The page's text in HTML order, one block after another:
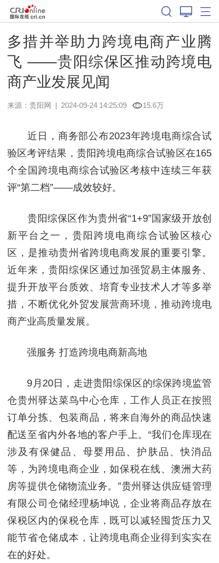
多措并举助力跨境电商产业腾
飞 ——贵阳综保区推动跨境电
商产业发展见闻
来源： 贵阳网 | 2024-09-24 14:25:09 15.6万
近日，商务部公布2023年跨境电商综合试
验区考评结果，贵阳跨境电商综合试验区在165
个全国跨境电商综合试验区考核中连续三年获
评“第二档”——成效较好。
贵阳综保区作为贵州省“1+9”国家级开放创
新平台之一，贵阳跨境电商综合试验区核心
区，是推动贵州省跨境电商发展的重要引擎。
近年来，贵阳综保区通过加强贸易主体服务、
提升开放平台质效、培育专业技术人才等多举
措，不断优化外贸发展营商环境，推动跨境电
商产业高质量发展。
强服务 打造跨境电商新高地
9月20日，走进贵阳综保区的综保跨境监管
仓贵州驿达菜鸟中心仓库，工作人员正在按照
订单分拣、包装商品，将来自海外的商品快速
配送至省内外各地的客户手上。“我们仓库现在
涉及有保健品、母婴用品、护肤品、快消品
等，为跨境电商企业，如保税在线、澳洲大药
房等提供仓储物流业务。”贵州驿达供应链管理
有限公司仓储经理杨坤说，企业将商品存放在
保税区内的保税仓库，既可以减轻囤货压力又
能节省仓储成本，让跨境电商企业得到实实在
在的好处。